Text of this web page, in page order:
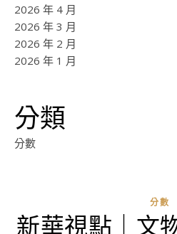
2026 年 4 月
2026 年 3 月
2026 年 2 月
2026 年 1 月
分類
分數
分數
新華視點｜文